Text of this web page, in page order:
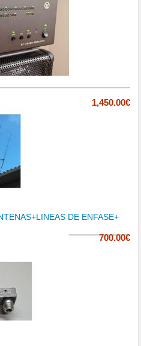
1,450.00€
DE ENFASE+
700.00€